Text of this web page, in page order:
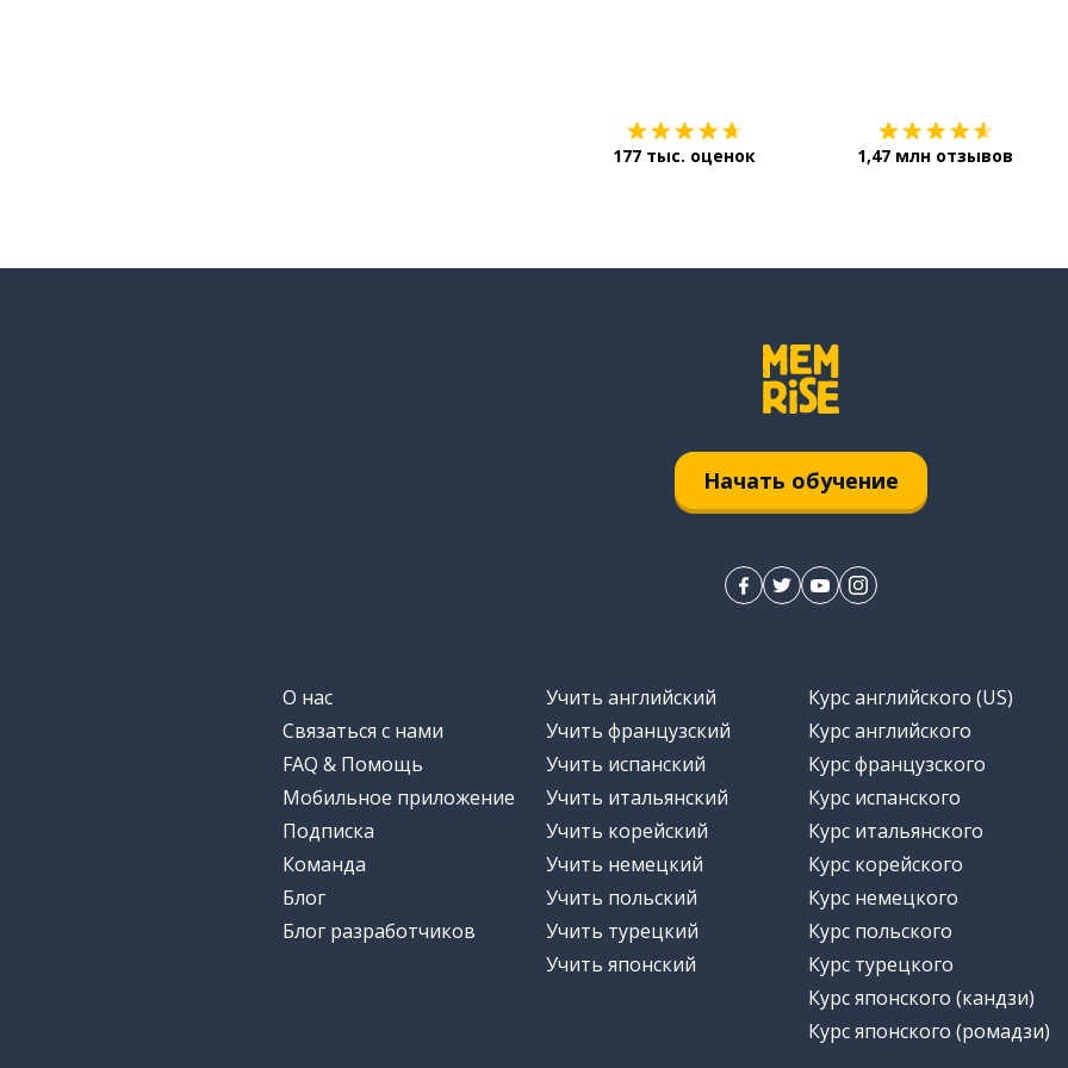
177 тыс. оценок 1,47 млн отзывов
Начать обучение
О нас
Связаться с нами
FAQ & Помощь
Мобильное приложение
Подписка
Команда
Блог
Блог разработчиков
Учить английский
Учить французский
Учить испанский
Учить итальянский
Учить корейский
Учить немецкий
Учить польский
Учить турецкий
Учить японский
Курс английского (US)
Курс английского
Курс французского
Курс испанского
Курс итальянского
Курс корейского
Курс немецкого
Курс польского
Курс турецкого
Курс японского (кандзи)
Курс японского (ромадзи)